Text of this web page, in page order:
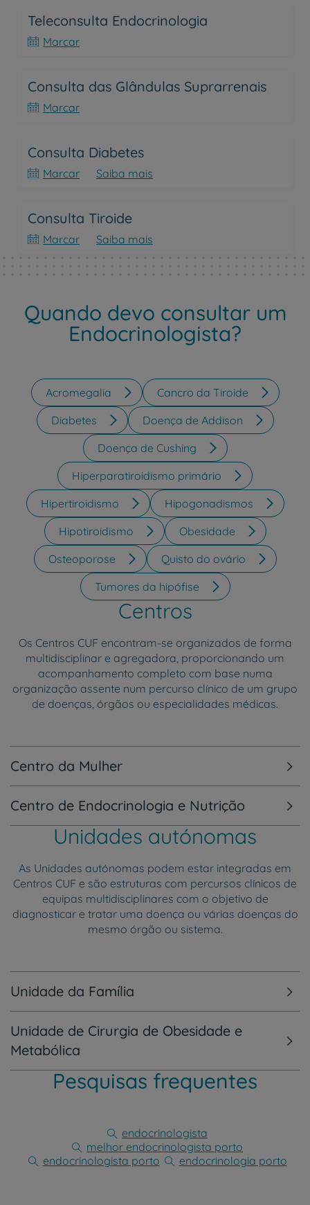
Teleconsulta Endocrinologia
Marcar
Consulta das Glândulas Suprarrenais
Marcar
Consulta Diabetes
Marcar Saiba mais
Consulta Tiroide
Marcar Saiba mais
Quando devo consultar um
Endocrinologista?
Acromegalia
Cancro da Tiroide
Diabetes
Doença de Addison
Doença de Cushing
Hiperparatiroidismo primário
Hipertiroidismo
Hipogonadismos
Hipotiroidismo
Obesidade
Osteoporose
Quisto do ovário
Tumores da hipófise
Centros
Os Centros CUF encontram-se organizados de forma
multidisciplinar e agregadora, proporcionando um
acompanhamento completo com base numa
organização assente num percurso clínico de um grupo
de doenças, órgãos ou especialidades médicas.
Centro da Mulher
Centro de Endocrinologia e Nutrição
Unidades autónomas
As Unidades autónomas podem estar integradas em
Centros CUF e são estruturas com percursos clínicos de
equipas multidisciplinares com o objetivo de
diagnosticar e tratar uma doença ou várias doenças do
mesmo órgão ou sistema.
Unidade da Família
Unidade de Cirurgia de Obesidade e
Metabólica
Pesquisas frequentes
endocrinologista
melhor endocrinologista porto
endocrinologista porto
endocrinologia porto